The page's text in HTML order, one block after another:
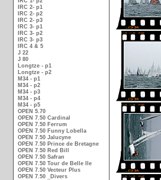
IRC 2- p1
IRC 2- p2
IRC 2- p3
IRC 3- p1
IRC 3- p2
IRC 3- p3
IRC 4 & 5
J 22
J 80
Longtze - p1
Longtze - p2
M34 - p1
M34 - p2
M34 - p3
M34 - p4
M34 - p5
OPEN 5.70
OPEN 7.50 Cardinal
OPEN 7.50 Ferrum
OPEN 7.50 Funny Lobella
OPEN 7.50 Jalucyne
OPEN 7.50 Prince de Bretagne
OPEN 7.50 Red Bill
OPEN 7.50 Safran
OPEN 7.50 Tour de Belle Ile
OPEN 7.50 Vecteur Plus
OPEN 7.50 _Divers